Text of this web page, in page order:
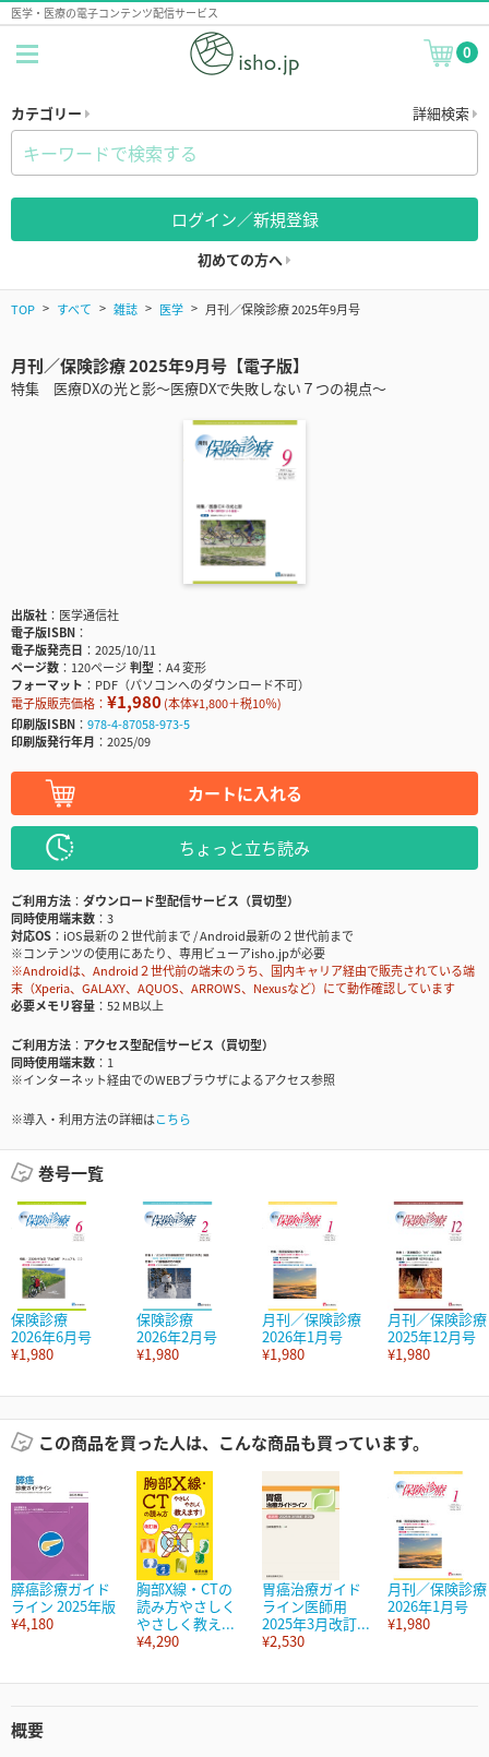
医学・医療の電子コンテンツ配信サービス
0
カテゴリー 詳細検索
ログイン／新規登録
初めての方へ
TOP すべて 雑誌 医学 月刊／保険診療 2025年9月号
月刊／保険診療 2025年9月号【電子版】
特集 医療DXの光と影～医療DXで失敗しない７つの視点～
出版社
医学通信社
電子版ISBN
電子版発売日
2025/10/11
ページ数
120ページ判型
A4 変形
フォーマット
PDF（パソコンへのダウンロード不可）
電子版販売価格： ¥1,980(本体¥1,800＋税10％)
印刷版ISBN
978-4-87058-973-5
印刷版発行年月
2025/09
カートに入れる
ちょっと立ち読み
ご利用方法
ダウンロード型配信サービス（買切型）
同時使用端末数
3
対応OS
iOS最新の２世代前まで / Android最新の２世代前まで
※コンテンツの使用にあたり、専用ビューアisho.jpが必要
※Androidは、Android２世代前の端末のうち、国内キャリア経由で販売されている端
末（Xperia、GALAXY、AQUOS、ARROWS、Nexusなど）にて動作確認しています
必要メモリ容量
52 MB以上
ご利用方法
アクセス型配信サービス（買切型）
同時使用端末数
1
※インターネット経由でのWEBブラウザによるアクセス参照
※導入・利用方法の詳細はこちら
巻号一覧
保険診療
2026年6月号
¥1,980
保険診療
2026年2月号
¥1,980
月刊／保険診療
2026年1月号
¥1,980
月刊／保険診療
2025年12月号
¥1,980
この商品を買った人は、こんな商品も買っています。
膵癌診療ガイド
ライン 2025年版
¥4,180
胸部X線・CTの
読み方やさしく
やさしく教え...
¥4,290
胃癌治療ガイド
ライン医師用
2025年3月改訂...
¥2,530
月刊／保険診療
2026年1月号
¥1,980
概要